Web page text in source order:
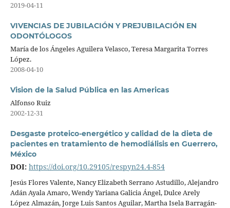
2019-04-11
VIVENCIAS DE JUBILACIÓN Y PREJUBILACIÓN EN
ODONTÓLOGOS
María de los Ángeles Aguilera Velasco, Teresa Margarita Torres
López.
2008-04-10
Vision de la Salud Pública en las Americas
Alfonso Ruiz
2002-12-31
Desgaste proteico-energético y calidad de la dieta de
pacientes en tratamiento de hemodiálisis en Guerrero,
México
DOI: https://doi.org/10.29105/respyn24.4-854
Jesús Flores Valente, Nancy Elizabeth Serrano Astudillo, Alejandro
Adán Ayala Amaro, Wendy Yariana Galicia Ángel, Dulce Arely
López Almazán, Jorge Luis Santos Aguilar, Martha Isela Barragán-